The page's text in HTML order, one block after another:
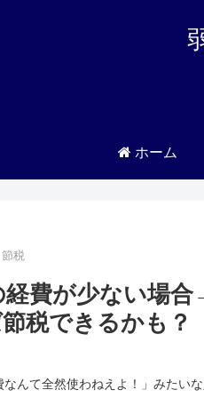
ホーム
節税
費が少ない場
税できるかも？
んて全然使わねえよ！」みたい